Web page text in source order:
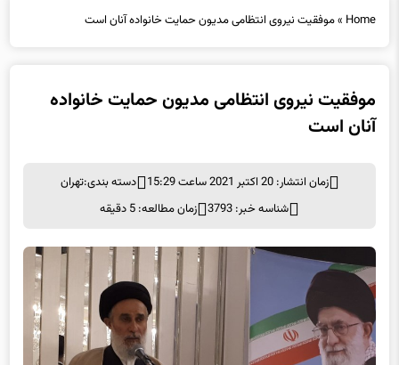
آنان است
شناسه خبر: 3793
زمان مطالعه: 5 دقیقه